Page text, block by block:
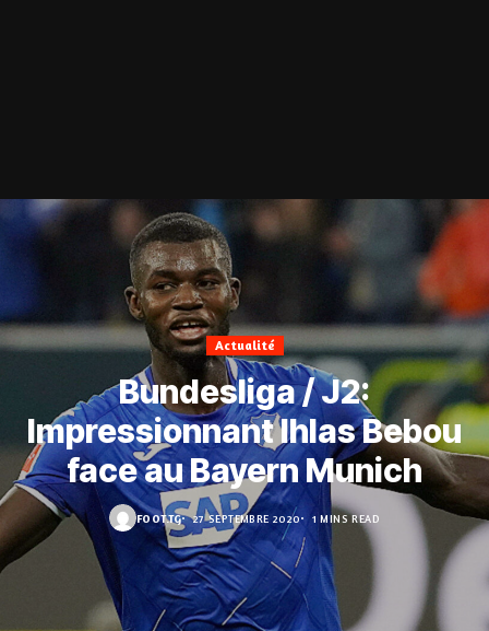
Actualité
Bundesliga / J2:
Impressionnant Ihlas Bebou
face au Bayern Munich
FOOT.TG 27 SEPTEMBRE 2020 1 MINS READ